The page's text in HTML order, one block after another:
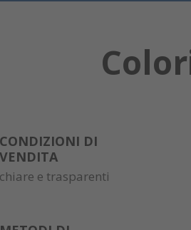
CONDIZIONI DI
VENDITA
chiare e trasparenti